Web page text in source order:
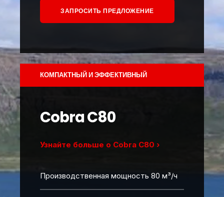
ЗАПРОСИТЬ ПРЕДЛОЖЕНИЕ
КОМПАКТНЫЙ И ЭФФЕКТИВНЫЙ
Cobra C80
Узнайте больше о Cobra C80 ›
Производственная мощность 80 м³/ч